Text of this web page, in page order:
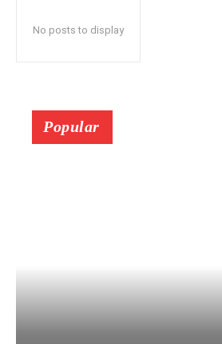
No posts to display
Popular